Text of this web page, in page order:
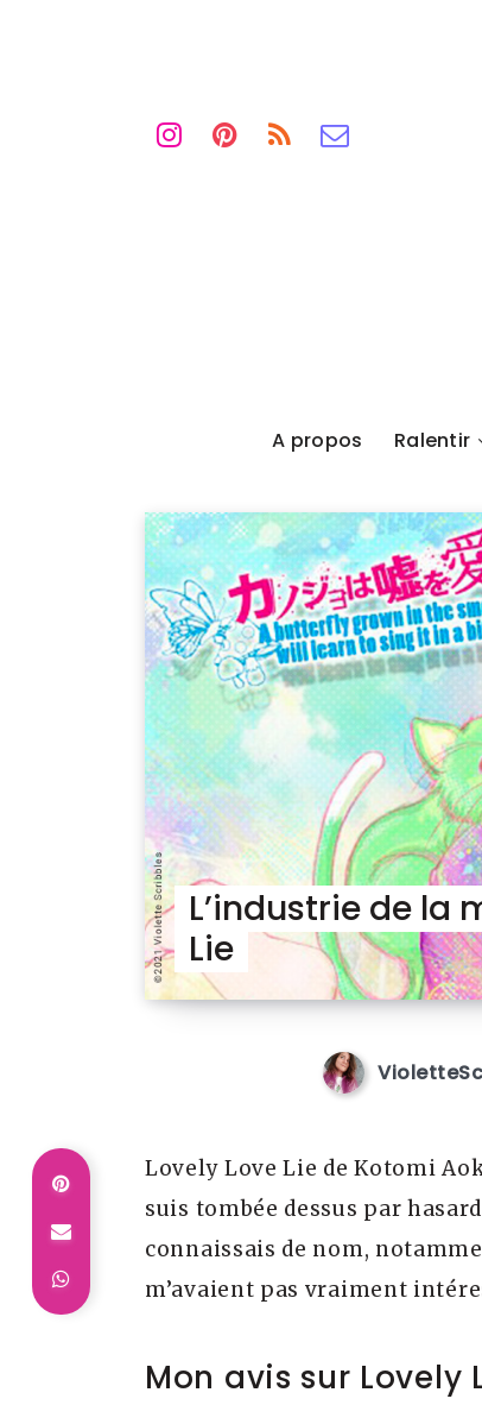
A propos Ralentir
L’industrie de la
Lie
Lovely Love Lie de Kotomi
suis tombée dessus par
connaissais de nom,
m’avaient pas vraiment
Mon avis sur Lovely